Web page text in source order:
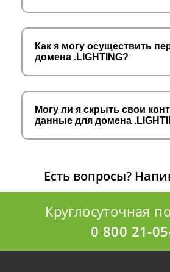
Как я могу осуществить
домена .LIGHTING?
Могу ли я скрыть свои
данные для домена
Есть вопросы?
Круглосуточная
0 800 21-